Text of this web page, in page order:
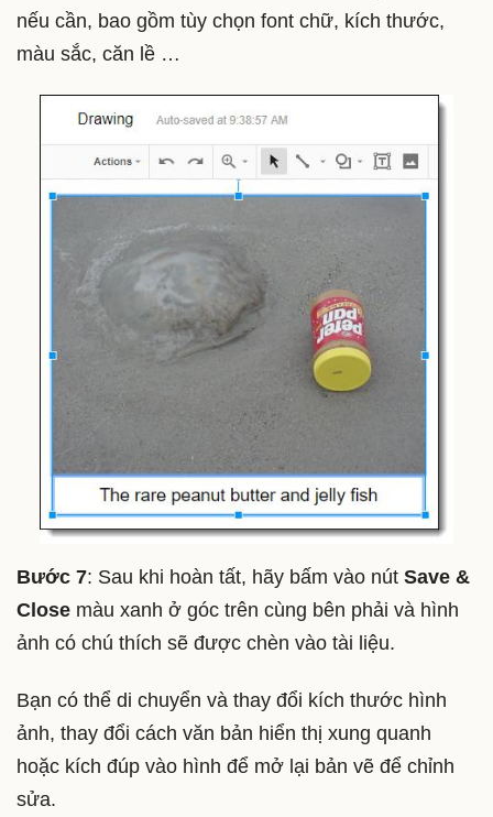
nếu cần, bao gồm tùy chọn font chữ, kích thước,
màu sắc, căn lề …
Bước 7: Sau khi hoàn tất, hãy bấm vào nút Save &
Close màu xanh ở góc trên cùng bên phải và hình
ảnh có chú thích sẽ được chèn vào tài liệu.
Bạn có thể di chuyển và thay đổi kích thước hình
ảnh, thay đổi cách văn bản hiển thị xung quanh
hoặc kích đúp vào hình để mở lại bản vẽ để chỉnh
sửa.